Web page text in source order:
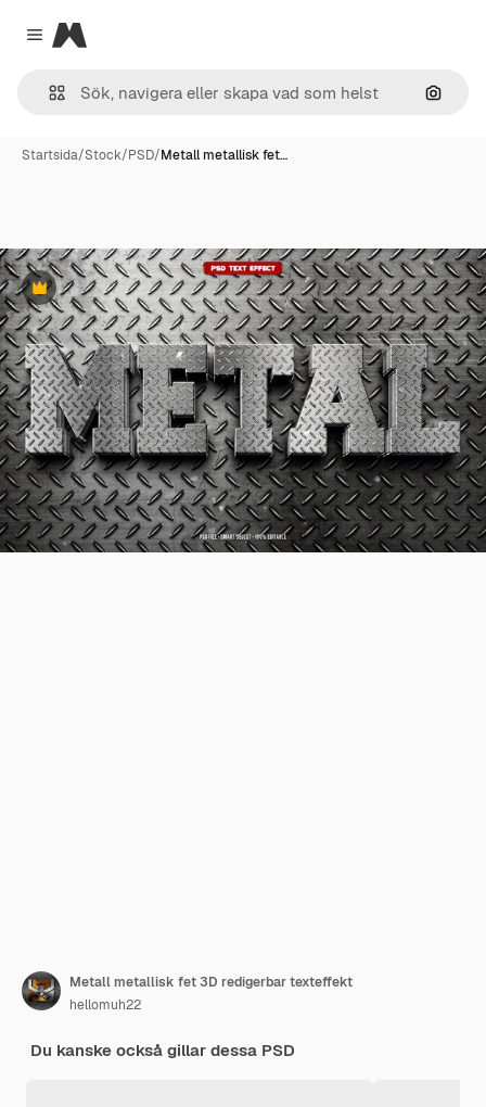
Close menu
Magnific
Sök
Startsida/Stock/PSD/Metall metallisk fet…
Premie
Metall metallisk fet 3D redigerbar texteffekt
hellomuh22
Du kanske också gillar dessa PSD